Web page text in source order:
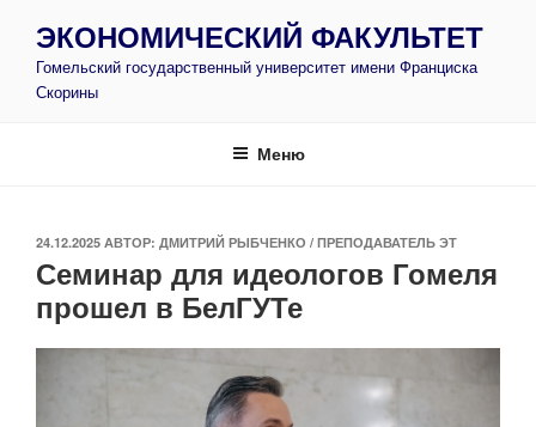
содержимому
ЭКОНОМИЧЕСКИЙ ФАКУЛЬТЕТ
Гомельский государственный университет имени Франциска
Скорины
Меню
ОПУБЛИКОВАНО
24.12.2025 АВТОР: ДМИТРИЙ РЫБЧЕНКО / ПРЕПОДАВАТЕЛЬ ЭТ
Семинар для идеологов Гомеля
прошел в БелГУТе